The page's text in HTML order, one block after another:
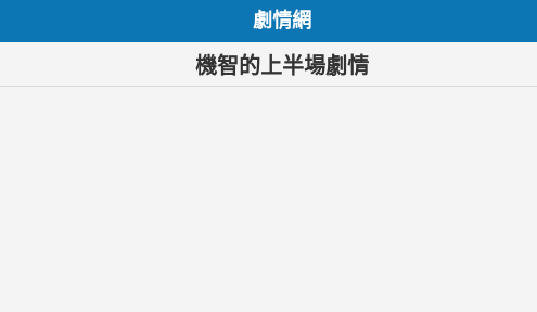
劇情網
機智的上半場劇情